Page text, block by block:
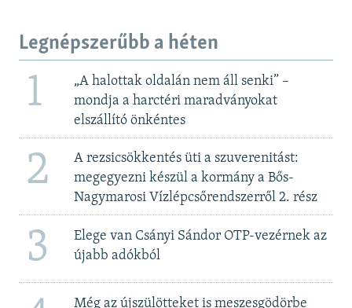
Legnépszerűbb a héten
1
„A halottak oldalán nem áll senki” –
mondja a harctéri maradványokat
elszállító önkéntes
2
A rezsicsökkentés üti a szuverenitást:
megegyezni készül a kormány a Bős-
Nagymarosi Vízlépcsőrendszerről 2. rész
3
Elege van Csányi Sándor OTP-vezérnek az
újabb adókból
Még az újszülötteket is meszesgödörbe